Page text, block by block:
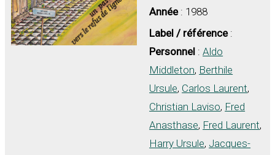
Année: 1988
Label / référence:
Personnel :Aldo
Middleton, Berthile
Ursule, Carlos Laurent,
Christian Laviso, Fred
Anasthase, Fred Laurent,
Harry Ursule, Jacques-